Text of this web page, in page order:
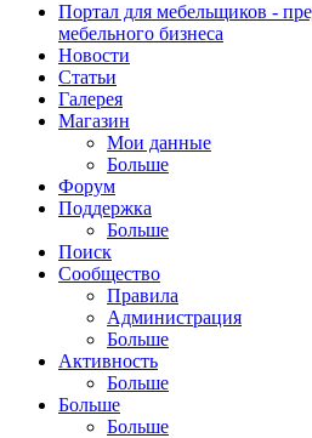
Портал для мебельщиков -
мебельного бизнеса
Новости
Статьи
Галерея
Магазин
Мои данные
Больше
Форум
Поддержка
Больше
Поиск
Сообщество
Правила
Администрация
Больше
Активность
Больше
Больше
Больше